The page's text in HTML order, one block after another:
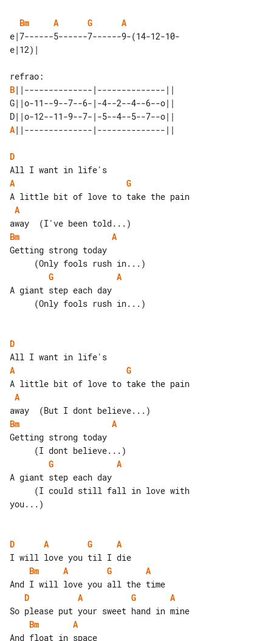
Bm A G
A
e|7------5------7------9-(14-12-10-
B||--------------|--------------||
G||o-11--9--7--6-|-4--2--4--6--o||
A||--------------|--------------||
D
A
G
A
Bm
A
Getting strong today
G
A
A giant step each day
D
A
G
A
Bm
A
Getting strong today
G
A
A giant step each day
you...)
D A G
A
Bm
A G
A
D
A G
A
Bm
A